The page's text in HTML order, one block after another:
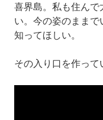
喜界島。私も住んで
い。今の姿のまま
知ってほしい。
その入り口を作って